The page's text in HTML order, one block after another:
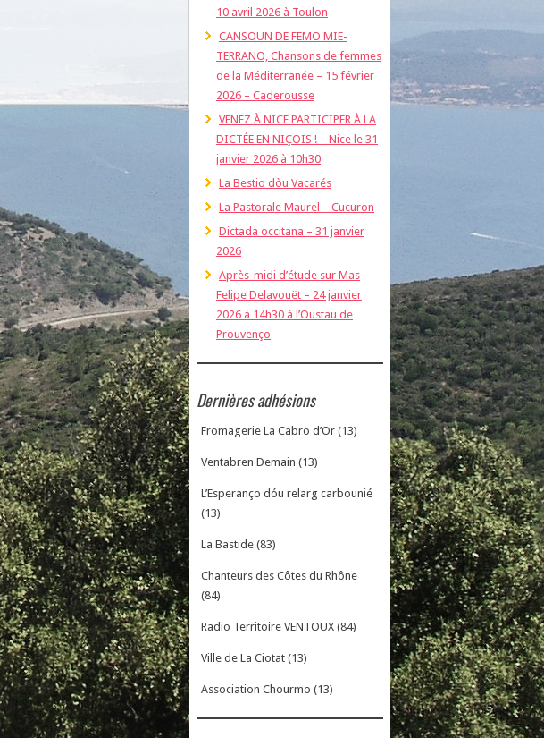
10 avril 2026 à Toulon
CANSOUN DE FEMO MIE-
TERRANO, Chansons de femmes
de la Méditerranée – 15 février
2026 – Caderousse
VENEZ À NICE PARTICIPER À LA
DICTÉE EN NIÇOIS ! – Nice le 31
janvier 2026 à 10h30
La Bestio dòu Vacarés
La Pastorale Maurel – Cucuron
Dictada occitana – 31 janvier
2026
Après-midi d’étude sur Mas
Felipe Delavouët – 24 janvier
2026 à 14h30 à l’Oustau de
Prouvenço
Dernières adhésions
Fromagerie La Cabro d’Or (13)
Ventabren Demain (13)
L’Esperanço dóu relarg carbounié
(13)
La Bastide (83)
Chanteurs des Côtes du Rhône
(84)
Radio Territoire VENTOUX (84)
Ville de La Ciotat (13)
Association Chourmo (13)